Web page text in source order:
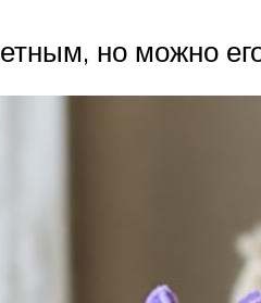
но можно